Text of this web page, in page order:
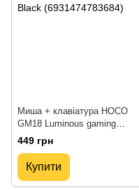
Миша + клавіатура HOCO
GM18 Luminous gaming
keyboard and mouse set Black
(6931474783684)
449 грн
Купити